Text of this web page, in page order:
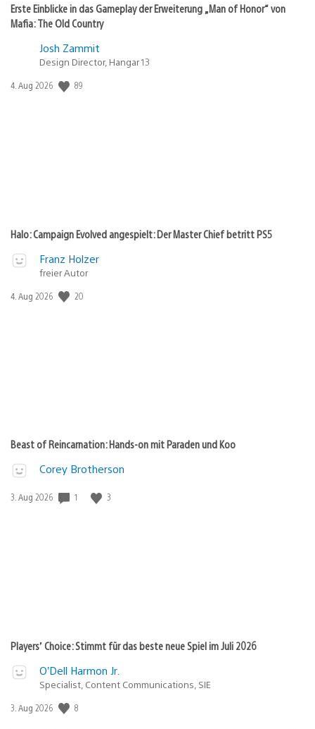
Erste Einblicke in das Gameplay der Erweiterung „Man of Honor“ von
Mafia: The Old Country
Josh Zammit
Design Director, Hangar 13
Veröffentlichungsdatum:
4. Aug 2026 89
Halo: Campaign Evolved angespielt: Der Master Chief betritt PS5
Franz Holzer
freier Autor
Veröffentlichungsdatum:
4. Aug 2026 20
Beast of Reincarnation: Hands-on mit Paraden und Koo
Corey Brotherson
Veröffentlichungsdatum:
3. Aug 2026 1 3
Players’ Choice: Stimmt für das beste neue Spiel im Juli 2026
O’Dell Harmon Jr.
Specialist, Content Communications, SIE
Veröffentlichungsdatum:
3. Aug 2026 8